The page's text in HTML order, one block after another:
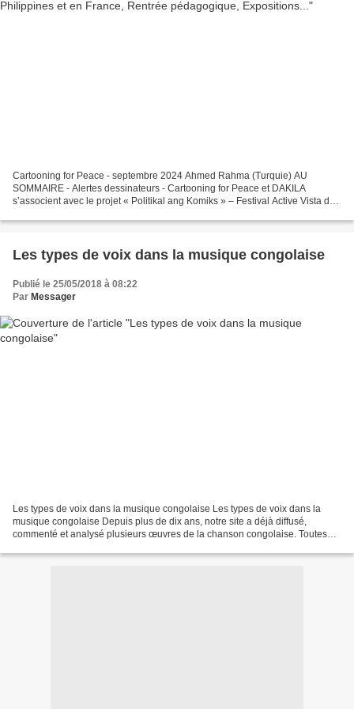
Cartooning for Peace - septembre 2024 Ahmed Rahma (Turquie) AU
SOMMAIRE - Alertes dessinateurs - Cartooning for Peace et DAKILA
s’associent avec le projet « Politikal ang Komiks » – Festival Active Vista des
Les types de voix dans la musique congolaise
Publié le 25/05/2018 à 08:22
Par Messager
Les types de voix dans la musique congolaise Les types de voix dans la
musique congolaise Depuis plus de dix ans, notre site a déjà diffusé,
commenté et analysé plusieurs œuvres de la chanson congolaise. Toutes